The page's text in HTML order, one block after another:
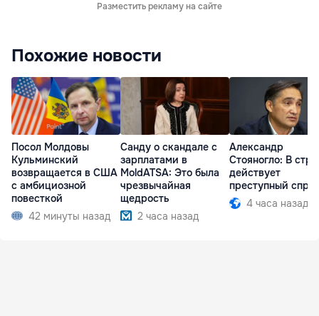
Разместить рекламу на сайте
Похожие новости
Посол Молдовы
Кульминский
возвращается в США
с амбициозной
повесткой
42 минуты назад
Санду о скандале с
зарплатами в
MoldATSA: Это была
чрезвычайная
щедрость
2 часа назад
Александр
Стояногло: В
действует
преступный спрут
4 часа назад